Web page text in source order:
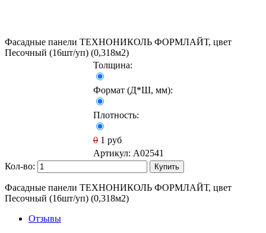
Фасадные панели ТЕХНОНИКОЛЬ ФОРМЛАЙТ, цвет
Песочный (16шт/уп) (0,318м2)
Толщина:
Формат (Д*Ш, мм):
Плотность:
0 1 руб
Артикул: A02541
Кол-во:
Купить
Фасадные панели ТЕХНОНИКОЛЬ ФОРМЛАЙТ, цвет
Песочный (16шт/уп) (0,318м2)
Отзывы